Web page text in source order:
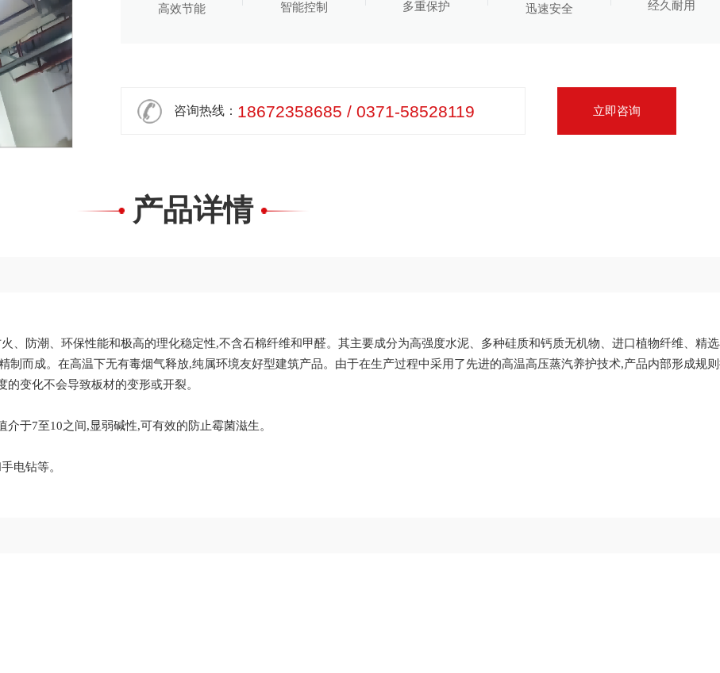
高效节能 智能控制 多重保护 迅速安全 经久耐用
咨询热线： 18672358685 / 0371-58528119 立即咨询
产品详情
防潮、环保性能和极高的理化稳定性,不含石棉纤维和甲醛。其主要成分为高强度水泥、多种硅质和钙质无机物、进口植物纤维、精
而成。在高温下无有毒烟气释放,纯属环境友好型建筑产品。由于在生产过程中采用了先进的高温高压蒸汽养护技术,产品内部形成规
变化不会导致板材的变形或开裂。
于7至10之间,显弱碱性,可有效的防止霉菌滋生。
电钻等。